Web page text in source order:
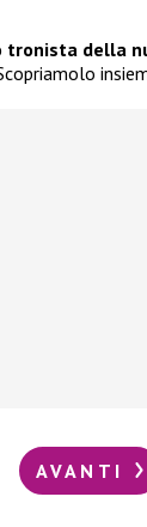
tronista della
AVANTI